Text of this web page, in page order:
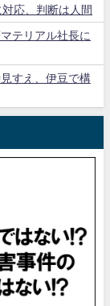
応、判断は人間
テリアル社長に
すえ、伊豆で構